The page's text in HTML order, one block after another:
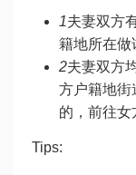
1夫妻双方
籍地所在做
2夫妻双方
方户籍地街
的，前往女
Tips: